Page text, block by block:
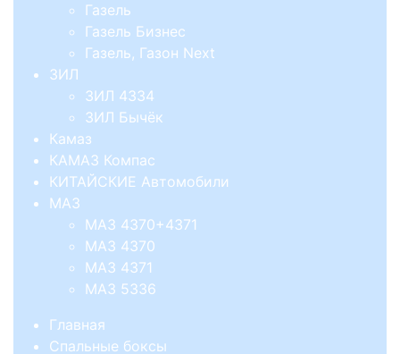
Газель
Газель Бизнес
Газель, Газон Next
ЗИЛ
ЗИЛ 4334
ЗИЛ Бычёк
Камаз
КАМАЗ Компас
КИТАЙСКИЕ Автомобили
МАЗ
МАЗ 4370+4371
МАЗ 4370
МАЗ 4371
МАЗ 5336
Главная
Спальные боксы